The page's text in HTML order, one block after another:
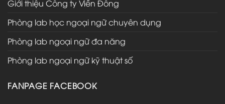
Giới thiệu Công ty Viễn Đông
Phòng lab học ngoại ngữ chuyên dụng
Phòng lab ngoại ngữ đa năng
Phòng lab ngoại ngữ kỹ thuật số
FANPAGE FACEBOOK